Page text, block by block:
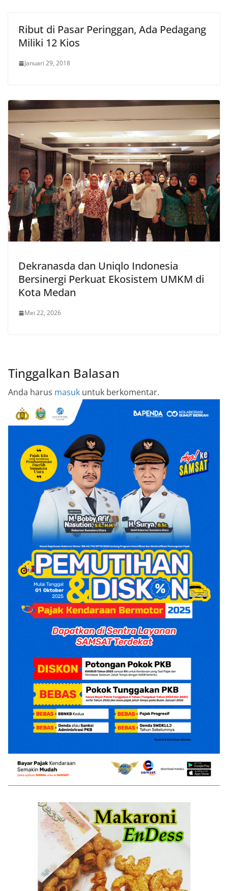
Ribut di Pasar Peringgan, Ada Pedagang
Miliki 12 Kios
Januari 29, 2018
Dekranasda dan Uniqlo Indonesia
Bersinergi Perkuat Ekosistem UMKM di
Kota Medan
Mei 22, 2026
Tinggalkan Balasan
Anda harus masuk untuk berkomentar.